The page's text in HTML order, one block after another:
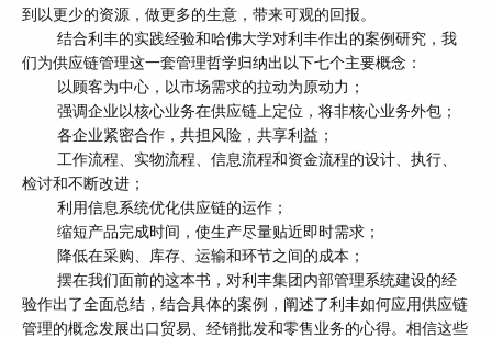
到以更少的资源，做更多的生意，带来可观的回报。
结合利丰的实践经验和哈佛大学对利丰作出的案例研究，我
们为供应链管理这一套管理哲学归纳出以下七个主要概念：
以顾客为中心，以市场需求的拉动为原动力；
强调企业以核心业务在供应链上定位，将非核心业务外包；
各企业紧密合作，共担风险，共享利益；
工作流程、实物流程、信息流程和资金流程的设计、执行、
检讨和不断改进；
利用信息系统优化供应链的运作；
缩短产品完成时间，使生产尽量贴近即时需求；
降低在采购、库存、运输和环节之间的成本；
摆在我们面前的这本书，对利丰集团内部管理系统建设的经
验作出了全面总结，结合具体的案例，阐述了利丰如何应用供应链
管理的概念发展出口贸易、经销批发和零售业务的心得。相信这些